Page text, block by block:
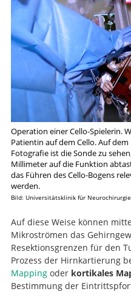
Operation einer Cello-Spielerin.
Patientin auf dem Cello. Auf
Fotografie ist die Sonde zu
Millimeter auf die Funktion
das Führen des Cello-Bogens
werden.
Bild: Universitätsklinik für
Auf diese Weise können
Mikroströmen das
Resektionsgrenzen für den
Prozess der Hirnkartierung
Mappingoder kortikales
Bestimmung der